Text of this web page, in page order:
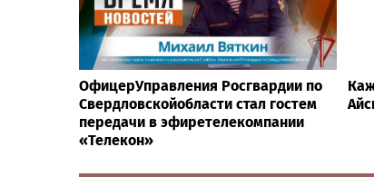
ОфицерУправления Росгвардии по
Свердловскойобласти стал гостем
передачи в эфиретелекомпании
«Телекон»